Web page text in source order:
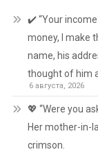
✔️ “Your
money, I make
name, his
thought of him
6 августа, 2026
💖 “Were you
Her mother-in-
crimson.